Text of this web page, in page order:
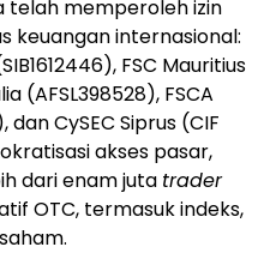
telah memperoleh izin
keuangan internasional:
FSC Mauritius
(AFSL398528), FSCA
CySEC Siprus (CIF
akses pasar,
dari enam juta trader
OTC, termasuk indeks,